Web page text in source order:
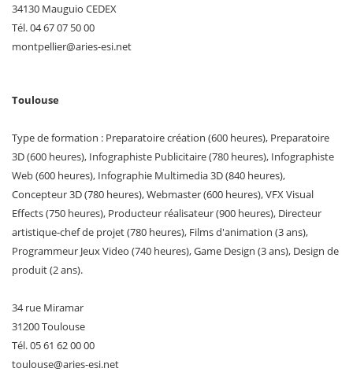
34130 Mauguio CEDEX
Tél. 04 67 07 50 00
montpellier@aries-esi.net
Toulouse
Type de formation : Preparatoire création (600 heures), Preparatoire
3D (600 heures), Infographiste Publicitaire (780 heures), Infographiste
Web (600 heures), Infographie Multimedia 3D (840 heures),
Concepteur 3D (780 heures), Webmaster (600 heures), VFX Visual
Effects (750 heures), Producteur réalisateur (900 heures), Directeur
artistique-chef de projet (780 heures), Films d'animation (3 ans),
Programmeur Jeux Video (740 heures), Game Design (3 ans), Design de
produit (2 ans).
34 rue Miramar
31200 Toulouse
Tél. 05 61 62 00 00
toulouse@aries-esi.net